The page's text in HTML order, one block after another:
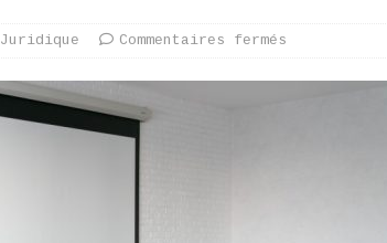
Juridique Commentaires fermés